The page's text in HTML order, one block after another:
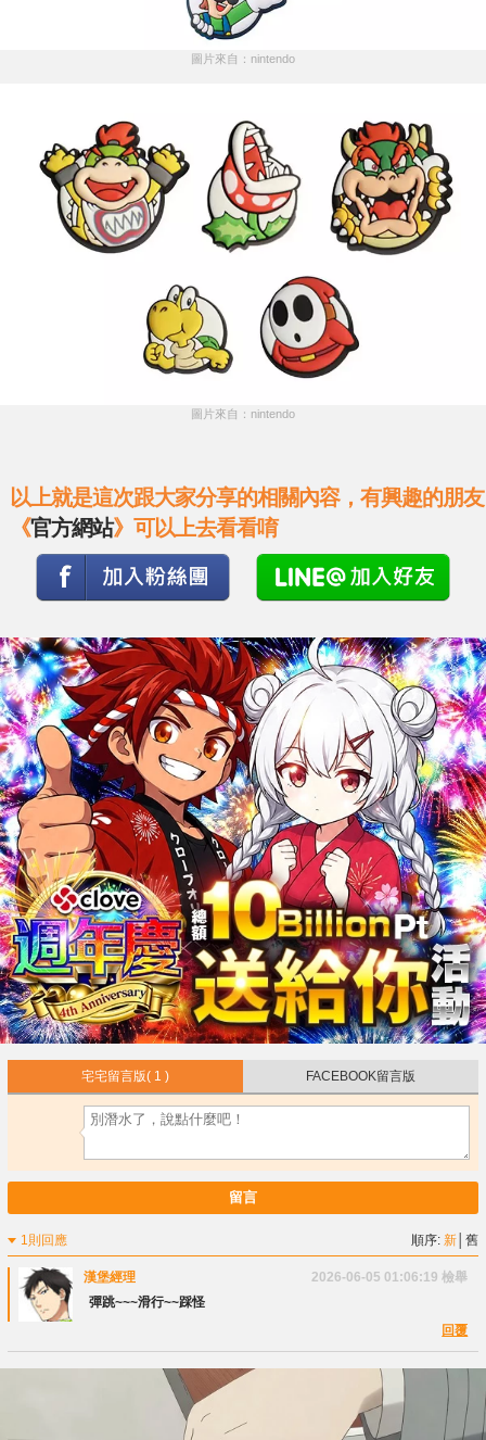
圖片來自：nintendo
圖片來自：nintendo
以上就是這次跟大家分享的相關內容，有興趣的朋友
《官方網站》可以上去看看唷
宅宅留言版( 1 ) FACEBOOK留言版
留言
1則回應 順序:新 │舊
漢堡經理 2026-06-05 01:06:19 檢舉
彈跳~~~滑行~~踩怪
回覆